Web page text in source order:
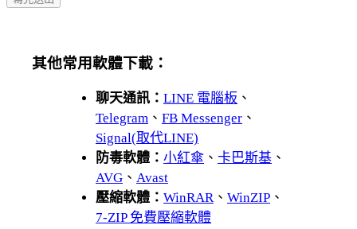
其他常用軟體下載：
聊天通訊： LINE 電腦板 、
Telegram 、 FB Messenger 、
Signal(取代LINE)
防毒軟體： 小紅傘 、 卡巴斯基 、
AVG 、 Avast
壓縮軟體： WinRAR、 WinZIP 、
7-ZIP 免費壓縮軟體